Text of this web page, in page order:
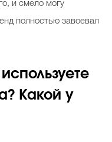
и смело могу
полностью завоевал
Какой у